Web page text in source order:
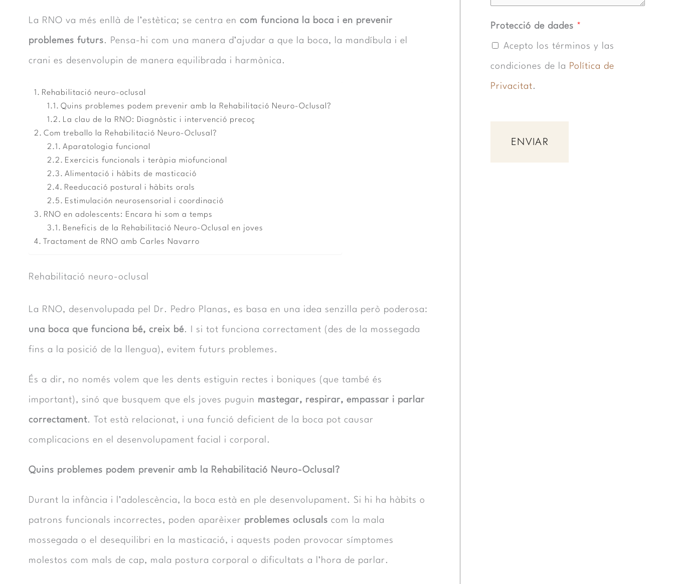
La RNO va més enllà de l’estètica; se centra en com funciona la boca i en prevenir
problemes futurs. Pensa-hi com una manera d’ajudar a que la boca, la mandíbula i el
crani es desenvolupin de manera equilibrada i harmònica.
Rehabilitació neuro-oclusal
Quins problemes podem prevenir amb la Rehabilitació Neuro-Oclusal?
La clau de la RNO: Diagnòstic i intervenció precoç
Com treballo la Rehabilitació Neuro-Oclusal?
Aparatologia funcional
Exercicis funcionals i teràpia miofuncional
Alimentació i hàbits de masticació
Reeducació postural i hàbits orals
Estimulación neurosensorial i coordinació
RNO en adolescents: Encara hi som a temps
Beneficis de la Rehabilitació Neuro-Oclusal en joves
Tractament de RNO amb Carles Navarro
Rehabilitació neuro-oclusal
La RNO, desenvolupada pel Dr. Pedro Planas, es basa en una idea senzilla però poderosa:
una boca que funciona bé, creix bé. I si tot funciona correctament (des de la mossegada
fins a la posició de la llengua), evitem futurs problemes.
És a dir, no només volem que les dents estiguin rectes i boniques (que també és
important), sinó que busquem que els joves puguin mastegar, respirar, empassar i parlar
correctament. Tot està relacionat, i una funció deficient de la boca pot causar
complicacions en el desenvolupament facial i corporal.
Quins problemes podem prevenir amb la Rehabilitació Neuro-Oclusal?
Durant la infància i l’adolescència, la boca està en ple desenvolupament. Si hi ha hàbits o
patrons funcionals incorrectes, poden aparèixer problemes oclusals com la mala
mossegada o el desequilibri en la masticació, i aquests poden provocar símptomes
molestos com mals de cap, mala postura corporal o dificultats a l’hora de parlar.
Protecció de dades *
Acepto los términos y las
condiciones de la Política de
Privacitat.
ENVIAR